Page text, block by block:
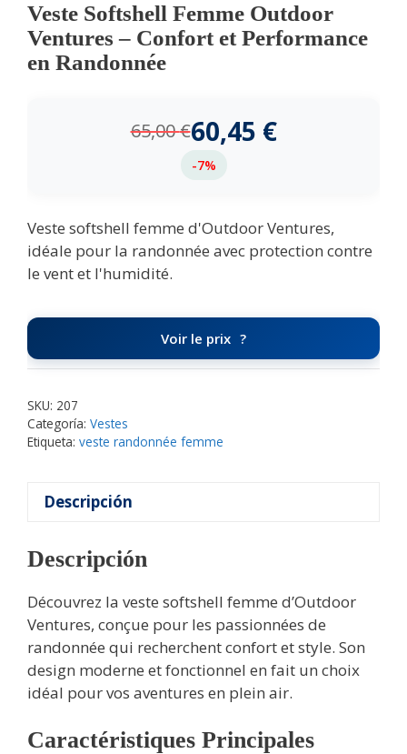
Veste Softshell Femme Outdoor
Ventures – Confort et Performance
en Randonnée
65,00€60,45 €
-7%
Veste softshell femme d'Outdoor Ventures,
idéale pour la randonnée avec protection contre
le vent et l'humidité.
Voir le prix
SKU: 207
Categoría: Vestes
Etiqueta: veste randonnée femme
Descripción
Descripción
Découvrez la veste softshell femme d’Outdoor
Ventures, conçue pour les passionnées de
randonnée qui recherchent confort et style. Son
design moderne et fonctionnel en fait un choix
idéal pour vos aventures en plein air.
Caractéristiques Principales